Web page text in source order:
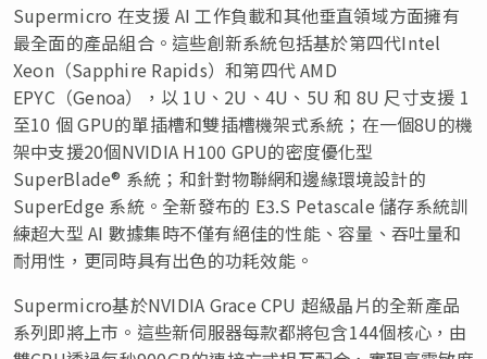
Supermicro 在支援 AI 工作負載和其他垂直領域方面擁有
最全面的產品組合。這些創新系統包括基於第四代Intel
Xeon（Sapphire Rapids）和第四代 AMD
EPYC（Genoa），以 1U、2U、4U、5U 和 8U 尺寸支援 1
至10 個 GPU的單插槽和雙插槽機架式系統；在一個8U的機
架中支援20個NVIDIA H100 GPU的密度優化型
SuperBlade® 系統；和針對物聯網和邊緣環境設計的
SuperEdge 系統。全新發布的 E3.S Petascale 儲存系統訓
練超大型 AI 數據集時不僅有絕佳的性能、容量、吞吐量和
耐用性，更同時具有出色的功耗效能。
Supermicro基於NVIDIA Grace CPU 超級晶片的全新產品
系列即將上市。這些新伺服器每款都將包含144個核心，由